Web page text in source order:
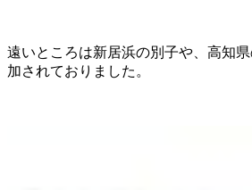
遠いところは新居浜の別子や、高知
加されておりました。